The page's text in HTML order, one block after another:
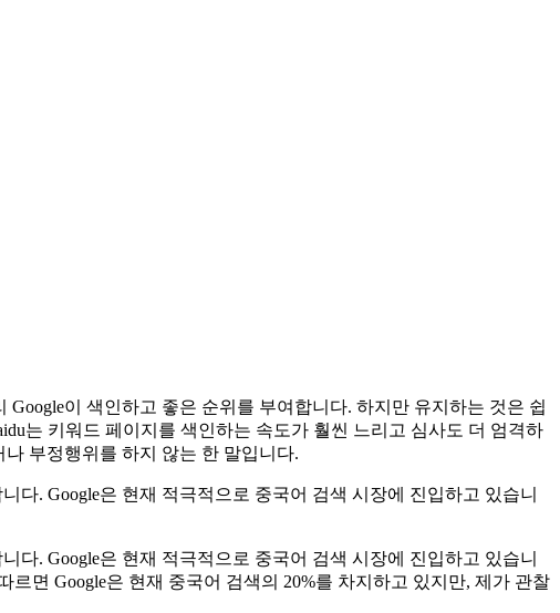
이 색인하고 좋은 순위를 부여합니다. 하지만 유지하는 것은 쉽
는 키워드 페이지를 색인하는 속도가 훨씬 느리고 심사도 더 엄격하
부정행위를 하지 않는 한 말입니다.
다. Google은 현재 적극적으로 중국어 검색 시장에 진입하고 있습니
다. Google은 현재 적극적으로 중국어 검색 시장에 진입하고 있습니
면 Google은 현재 중국어 검색의 20%를 차지하고 있지만, 제가 관찰